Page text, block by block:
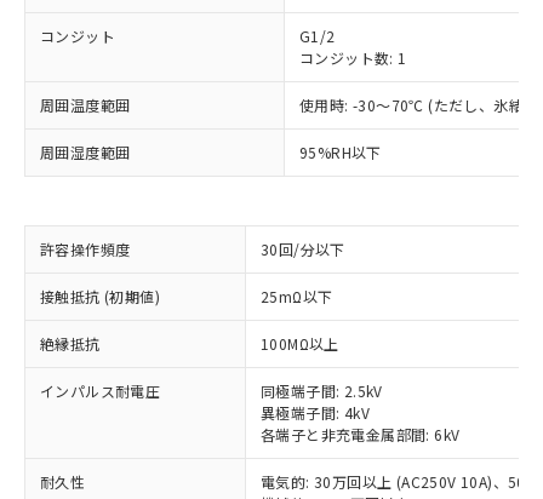
コンジット
G1/2
コンジット数: 1
周囲温度範囲 使用時: -30～70℃ (ただし、氷結し
周囲湿度範囲 95%RH以下
許容操作頻度 30回/分以下
接触抵抗 (初期値) 25mΩ以下
絶縁抵抗 100MΩ以上
インパルス耐電圧
同極端子間: 2.5kV
異極端子間: 4kV
各端子と非充電金属部間: 6kV
耐久性
電気的: 30万回以上 (AC250V 10A)、50
ご利用条件
※1 対応状況
対応済み：EU RoHS指令（10物質）の
非含有に対応した製品が提供可能な商品で
す。
対応予定：EU RoHS指令（10物質）の非含
有に対応した製品に切り替える予定のある